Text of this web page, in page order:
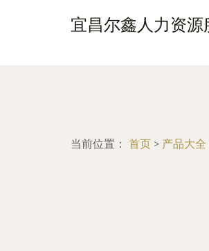
宜昌尔鑫人力资源
当前位置： 首页 > 产品大全